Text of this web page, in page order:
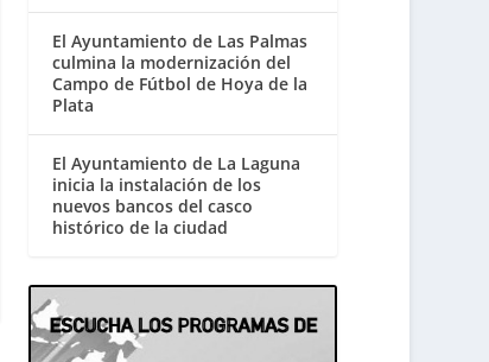
El Ayuntamiento de Las Palmas
culmina la modernización del
Campo de Fútbol de Hoya de la
Plata
El Ayuntamiento de La Laguna
inicia la instalación de los
nuevos bancos del casco
histórico de la ciudad